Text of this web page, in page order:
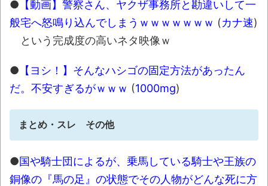
● 【動画】警察さん、ヤクザ事務所と勘違いして一
般宅へ怒鳴り込んでしまうｗｗｗｗｗｗｗ (カナ速)
という完成度の高いネタ映像ｗ
● 【ヨシ！】そんなハシゴの固定方法があったん
だ。不安すぎるがｗｗｗ (1000mg)
まとめ・スレ その他
●国や騎士団によるが、乗馬している騎士や王族の
銅像の『馬の足』の状態でその人物がどんな死に方